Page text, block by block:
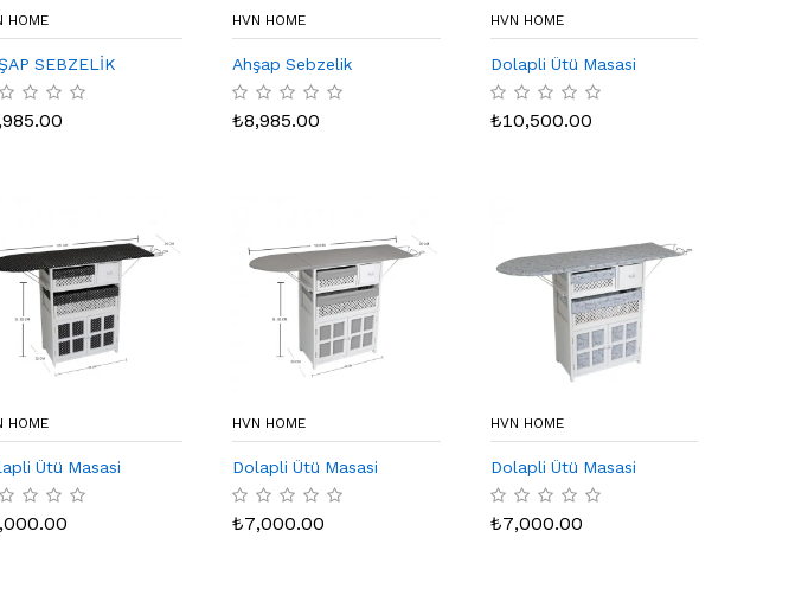
HOME
SEBZELİK
HVN HOME
Ahşap Sebzelik
₺8,985.00
HVN HOME
Dolapli Ütü Masasi
₺10,500.00
HOME
Ütü Masasi
HVN HOME
Dolapli Ütü Masasi
₺7,000.00
HVN HOME
Dolapli Ütü Masasi
₺7,000.00